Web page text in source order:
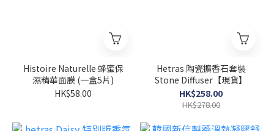
Histoire Naturelle 蜂蜜保
濕精華面膜 (一盒5片)
HK$58.00
Hetras 陶瓷擴香石套裝
Stone Diffuser【現貨】
HK$258.00
HK$278.00